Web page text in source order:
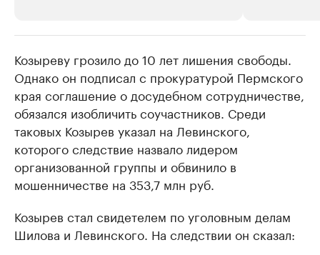
Крупнейшие производители и
продавцы медийной продукции
Ознакомьтесь с информацией в каталоге
РБК Компании
Страховые
Посмотрите в
Козыреву грозило до 10 лет лишения свободы.
Однако он подписал с прокуратурой Пермского
края соглашение о досудебном сотрудничестве,
обязался изобличить соучастников. Среди
таковых Козырев указал на Левинского,
которого следствие назвало лидером
организованной группы и обвинило в
мошенничестве на 353,7 млн руб.
Козырев стал свидетелем по уголовным делам
Шилова и Левинского. На следствии он сказал: